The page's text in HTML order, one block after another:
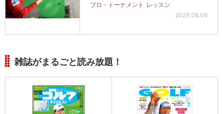
プロ・トーナメント レッスン
2026.08.06
雑誌がまるごと読み放題！